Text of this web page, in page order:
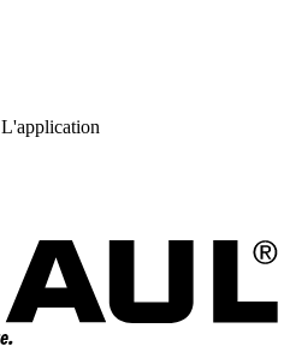
L'application